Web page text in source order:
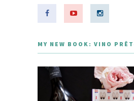
MY NEW BOOK: VINO